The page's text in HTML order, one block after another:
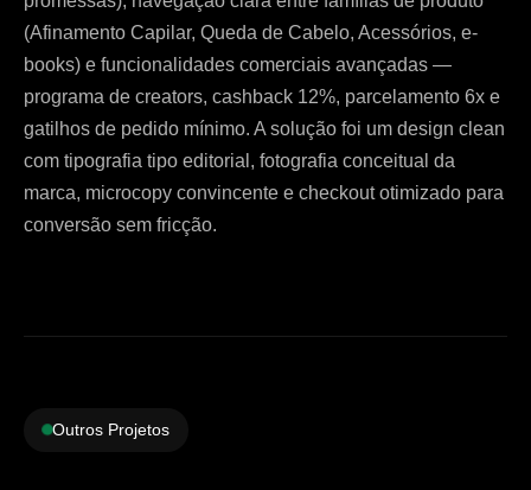
(Afinamento Capilar, Queda de Cabelo, Acessórios, e-
books) e funcionalidades comerciais avançadas —
programa de creators, cashback 12%, parcelamento 6x e
gatilhos de pedido mínimo. A solução foi um design clean
com tipografia tipo editorial, fotografia conceitual da
marca, microcopy convincente e checkout otimizado para
conversão sem fricção.
Outros Projetos